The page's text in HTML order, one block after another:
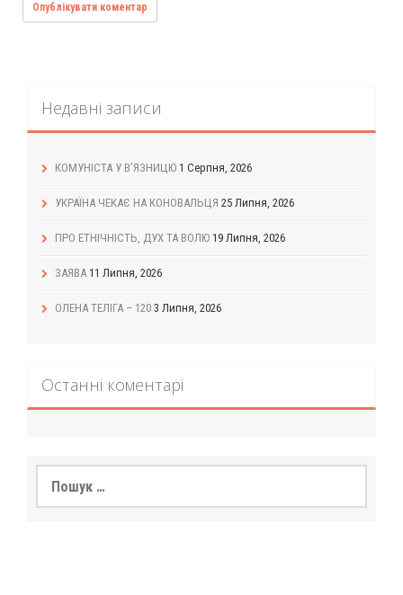
Недавні записи
КОМУНІСТА У В’ЯЗНИЦЮ 1 Серпня, 2026
УКРАЇНА ЧЕКАЄ НА КОНОВАЛЬЦЯ 25 Липня, 2026
ПРО ЕТНІЧНІСТЬ, ДУХ ТА ВОЛЮ 19 Липня, 2026
ЗАЯВА 11 Липня, 2026
ОЛЕНА ТЕЛІГА – 120 3 Липня, 2026
Останні коментарі